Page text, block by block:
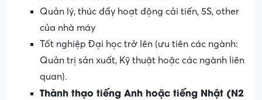
Quản lý, thúc đẩy hoạt động cải tiến, 5S, other
của nhà máy
Tốt nghiệp Đại học trở lên (ưu tiên các ngành:
Quản trị sản xuất, Kỹ thuật hoặc các ngành liên
quan).
Thành thạo tiếng Anh hoặc tiếng Nhật (N2